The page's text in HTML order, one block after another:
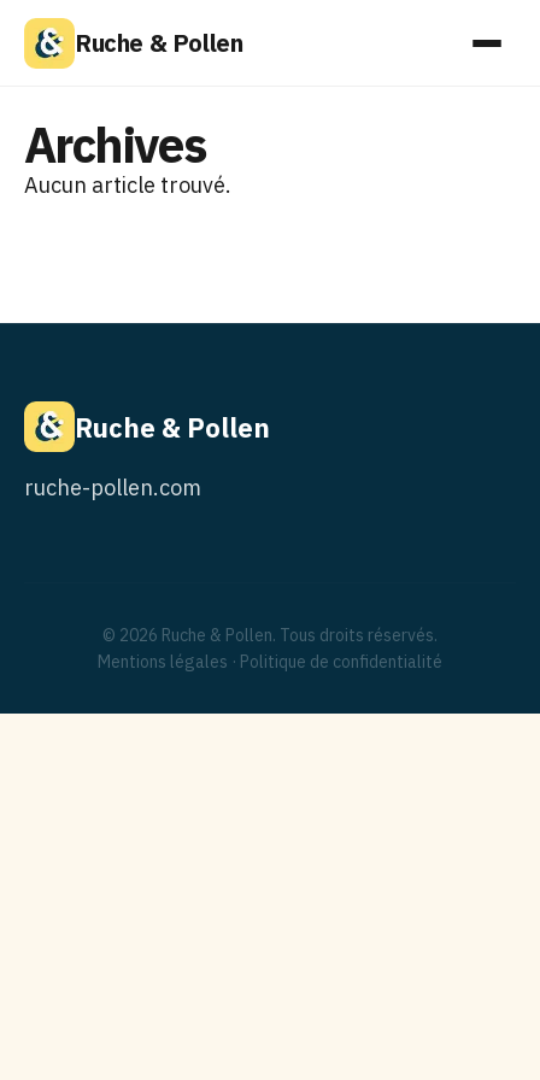
Ruche & Pollen
Archives
Aucun article trouvé.
Ruche & Pollen
ruche-pollen.com
© 2026 Ruche & Pollen. Tous droits réservés.
Mentions légales · Politique de confidentialité